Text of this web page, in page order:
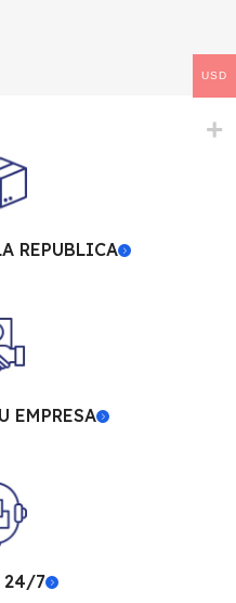
REPUBLICA
EMPRESA
24/7
USD